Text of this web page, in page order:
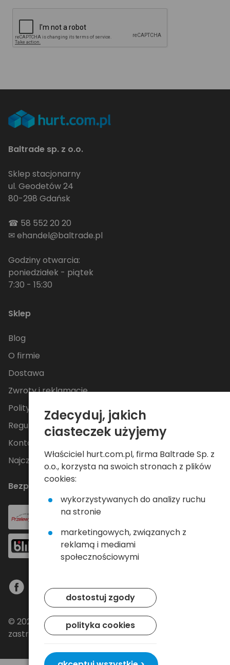
Baltrade sp. z o.o.
Sklep stacjonarny
ul. Geodetów 24
80-298 Gdańsk
☎ 58 552 20 20
✉ehandel@baltrade.pl
Godziny otwarcia:
poniedziałek - piątek
7:30 - 15:30
Sklep
Blog
O firmie
Dostawa
Zwroty i reklamacje
Polityka Prywatności
Regulamin
Kontakt
Najczęściej zadawane pytania
Bezpieczne płatności
© 2024 Baltrade sp. z o.o. - Wszelkie prawa
zastrzeżone.
Zdecyduj, jakich
ciasteczek użyjemy
Właściciel hurt.com.pl, firma Baltrade Sp. z
o.o., korzysta na swoich stronach z plików
cookies:
wykorzystywanych do analizy ruchu
na stronie
marketingowych, związanych z
reklamą i mediami
społecznościowymi
dostostuj zgody
polityka cookies